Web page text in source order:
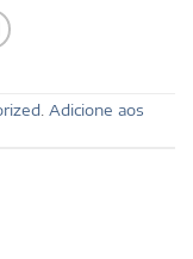
. Adicione aos